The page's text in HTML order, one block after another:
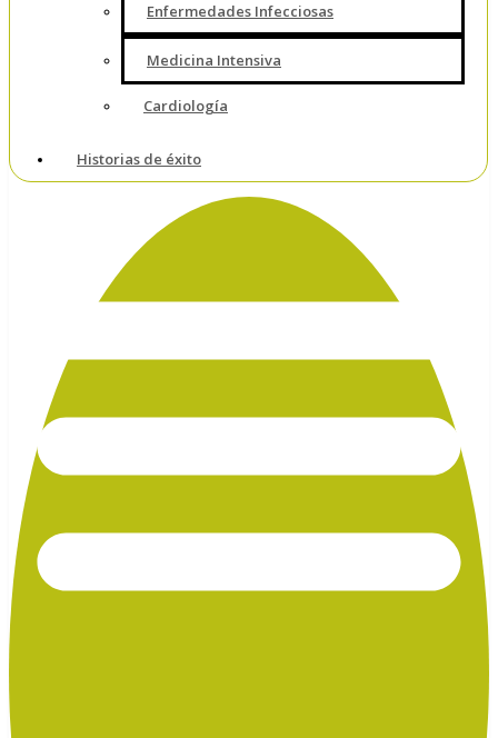
Enfermedades Infecciosas
Medicina Intensiva
Cardiología
Historias de éxito